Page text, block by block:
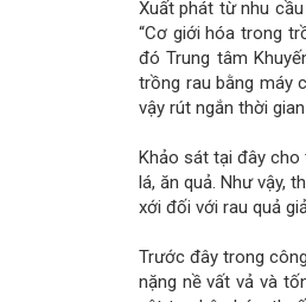
Xuất phát từ nhu
“Cơ giới hóa trong
đó Trung tâm
trồng rau bằng máy
vậy rút ngắn thời
Khảo sát tại đây cho
lá, ăn quả. Như vậy,
xới đối với rau quả
Trước đây trong
nặng nề vất vả và